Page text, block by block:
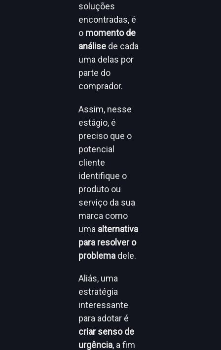
soluções
encontradas, é
o momento de
análise de cada
uma delas por
parte do
comprador.
Assim, nesse
estágio, é
preciso que o
potencial
cliente
identifique o
produto ou
serviço da sua
marca como
uma alternativa
para resolver o
problema dele.
Aliás, uma
estratégia
interessante
para adotar é
criar senso de
urgência, a fim